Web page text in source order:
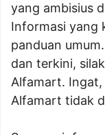
yang ambisius
Informasi yang
panduan
dan terkini,
Alfamart. Ingat,
Alfamart tidak